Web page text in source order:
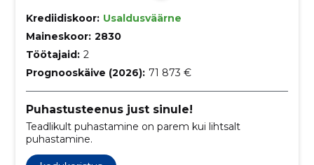
Krediidiskoor: Usaldusväärne
Maineskoor: 2830
Töötajaid: 2
Prognooskäive (2026): 71 873 €
Puhastusteenus just sinule!
Teadlikult puhastamine on parem kui lihtsalt
puhastamine.